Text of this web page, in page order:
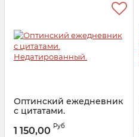
Оптинский ежедневник
с цитатами.
Недатированный.
Артикул: 29187
1 150,00 Руб